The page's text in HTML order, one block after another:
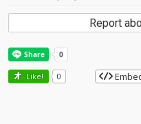
Report
Like! 0